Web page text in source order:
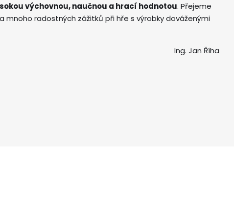
výchovnou, naučnou a hrací hodnotou. Přejeme
mnoho radostných zážitků při hře s výrobky dováženými
Ing. Jan Říha